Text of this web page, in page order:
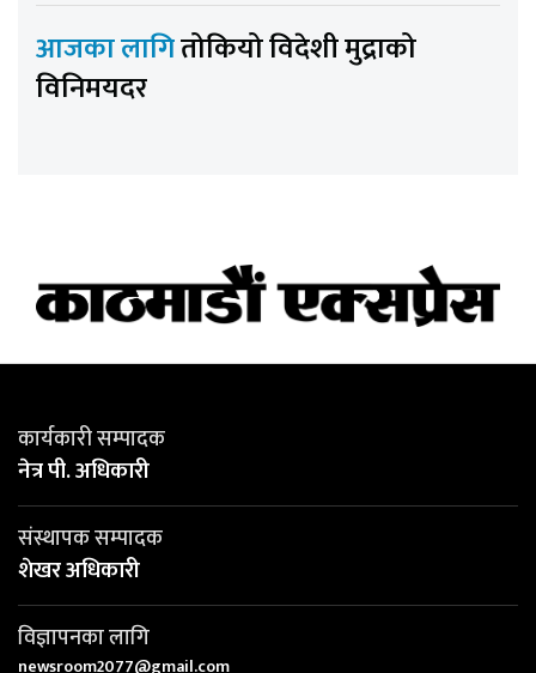
आजका लागितोकियो विदेशी मुद्राको
विनिमयदर
कार्यकारी सम्पादक
नेत्र पी. अधिकारी
संस्थापक सम्पादक
शेखर अधिकारी
विज्ञापनका लागि
newsroom2077@gmail.com